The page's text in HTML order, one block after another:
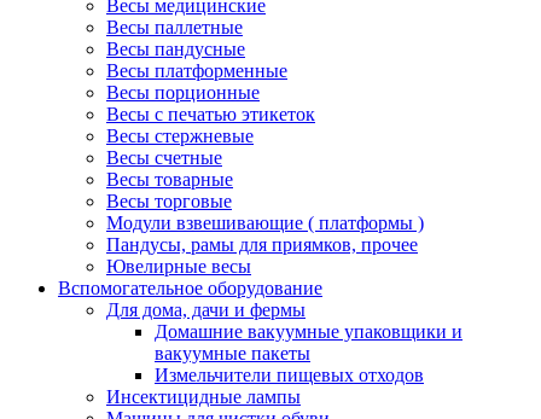
Весы медицинские
Весы паллетные
Весы пандусные
Весы платформенные
Весы порционные
Весы с печатью этикеток
Весы стержневые
Весы счетные
Весы товарные
Весы торговые
Модули взвешивающие ( платформы )
Пандусы, рамы для приямков, прочее
Ювелирные весы
Вспомогательное оборудование
Для дома, дачи и фермы
Домашние вакуумные упаковщики и
вакуумные пакеты
Измельчители пищевых отходов
Инсектицидные лампы